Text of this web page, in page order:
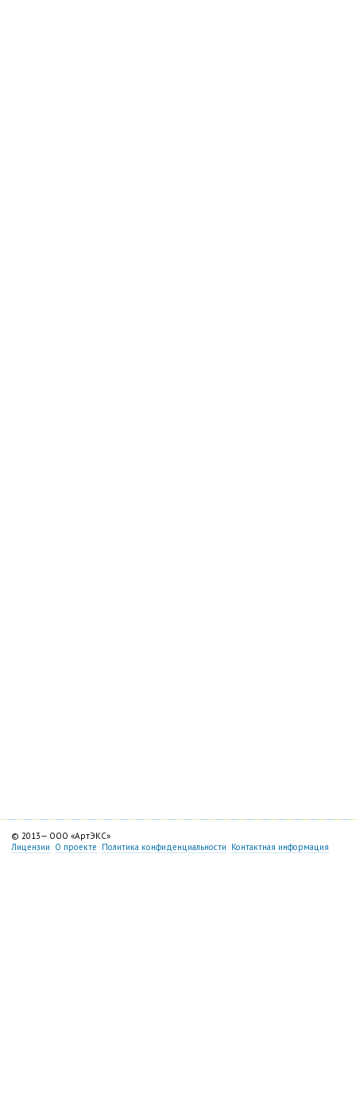
© 2013— ООО «АртЭКС»
Лицензии О проекте Политика конфиденциальности Контактная информация